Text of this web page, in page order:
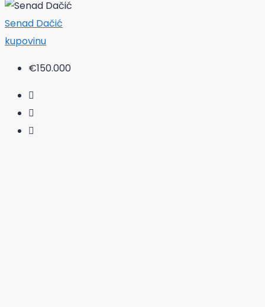
Senad Dačić
kupovinu
€150.000